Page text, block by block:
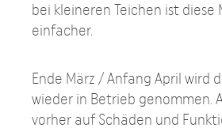
bei kleineren Teichen ist
einfacher.
Ende März / Anfang April wird
wieder in Betrieb genommen.
vorher auf Schäden und